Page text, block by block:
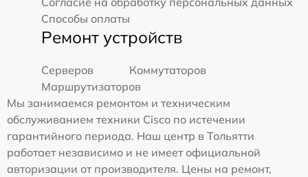
Способы оплаты
Ремонт устройств
Серверов
Коммутаторов
Маршрутизаторов
Мы занимаемся ремонтом и техническим
обслуживанием техники Cisco по истечении
гарантийного периода. Наш центр в Тольятти
работает независимо и не имеет официальной
авторизации от производителя. Цены на ремонт,